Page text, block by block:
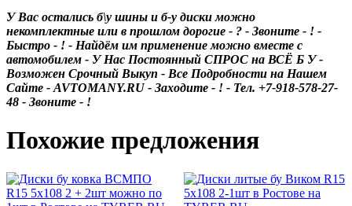
У Вас остались б\у шины и б-у диски можно
некомплектные или в прошлом дорогие - ? - Звоните - ! -
Быстро - ! - Найдём им применение можно вместе с
автомобилем - У Нас Постоянный СПРОС на ВСЁ Б У -
Возможен Срочный Выкуп - Все Подробности на Нашем
Сайте - AVTOMANY.RU - Заходите - ! - Тел. +7-918-578-27-
48 - Звоните - !
Похожие предложения